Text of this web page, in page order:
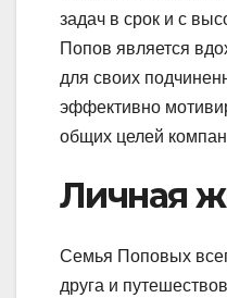
задач в срок и с
Попов является
для своих
эффективно
общих целей
Личная
Семья Поповых
друга и